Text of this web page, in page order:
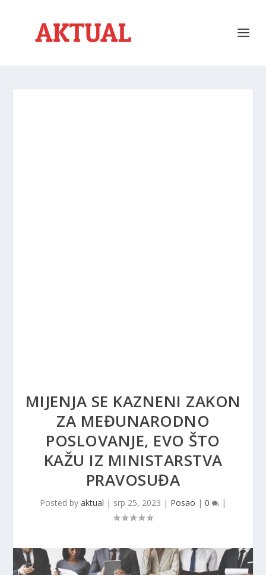
MIJENJA SE KAZNENI ZAKON
ZA MEĐUNARODNO
POSLOVANJE, EVO ŠTO
KAŽU IZ MINISTARSTVA
PRAVOSUĐA
Posted by aktual | srp 25, 2023 | Posao | 0 |